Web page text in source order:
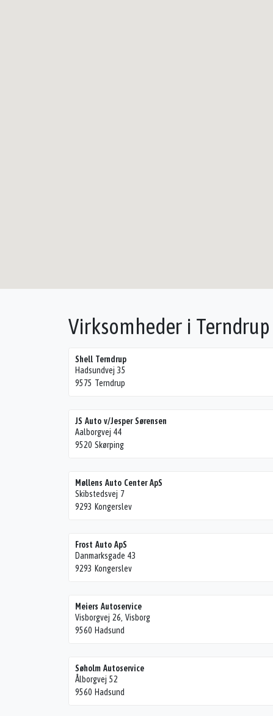
Virksomheder i
Shell Terndrup
Hadsundvej 35
9575 Terndrup
JS Auto v/Jesper Sørensen
Aalborgvej 44
9520 Skørping
Møllens Auto Center ApS
Skibstedsvej 7
9293 Kongerslev
Frost Auto ApS
Danmarksgade 43
9293 Kongerslev
Meiers Autoservice
Visborgvej 26, Visborg
9560 Hadsund
Søholm Autoservice
Ålborgvej 52
9560 Hadsund